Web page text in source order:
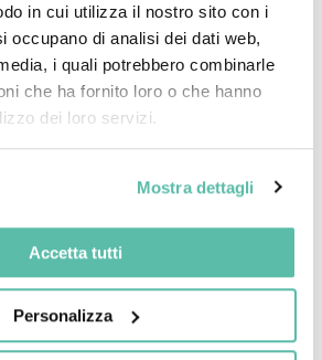
in cui utilizza il nostro sito con i
occupano di analisi dei dati web,
i quali potrebbero combinarle
che ha fornito loro o che hanno
dei loro servizi.
Mostra dettagli
Accetta tutti
Personalizza
Colonnine
2024
Da lunedì 8 luglio si da ufficialmente il
per l’attuale bonus. Le date di avvio
Ministero delle imprese e...